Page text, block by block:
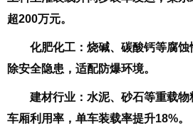
超200万元。
化肥化工 ：烧碱、碳酸钙等腐
除安全隐患，适配防爆环境。
建材行业 ：水泥、砂石等重载
车厢利用率，单车装载率提升18%。